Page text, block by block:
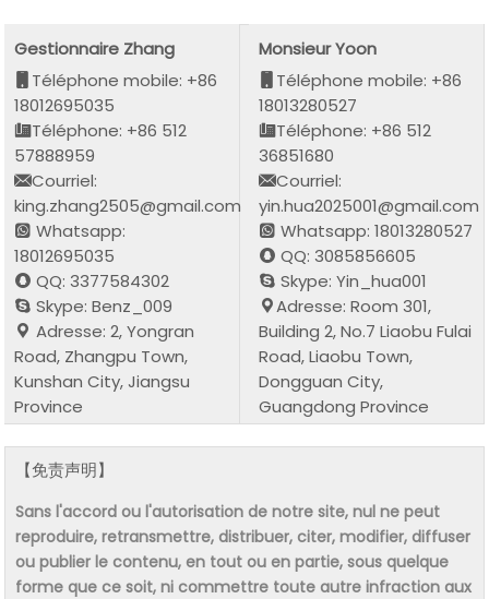
Gestionnaire Zhang
Téléphone mobile: +86
18012695035
Téléphone: +86 512
57888959
Courriel:
king.zhang2505@gmail.com
Whatsapp:
18012695035
QQ: 3377584302
Skype: Benz_009
Adresse: 2, Yongran
Road, Zhangpu Town,
Kunshan City, Jiangsu
Province
Monsieur Yoon
Téléphone mobile: +86
18013280527
Téléphone: +86 512
36851680
Courriel:
yin.hua2025001@gmail.com
Whatsapp: 18013280527
QQ: 3085856605
Skype: Yin_hua001
Adresse: Room 301,
Building 2, No.7 Liaobu Fulai
Road, Liaobu Town,
Dongguan City,
Guangdong Province
【免责声明】
Sans l'accord ou l'autorisation de notre site, nul ne peut
reproduire, retransmettre, distribuer, citer, modifier, diffuser
ou publier le contenu, en tout ou en partie, sous quelque
forme que ce soit, ni commettre toute autre infraction aux